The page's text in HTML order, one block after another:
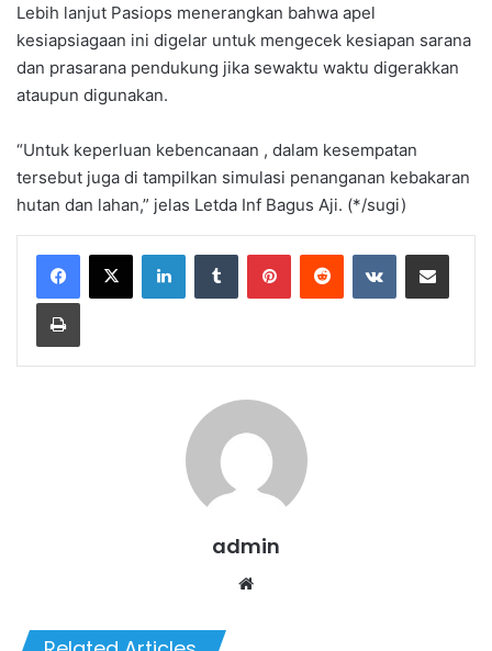
Lebih lanjut Pasiops menerangkan bahwa apel
kesiapsiagaan ini digelar untuk mengecek kesiapan sarana
dan prasarana pendukung jika sewaktu waktu digerakkan
ataupun digunakan.
“Untuk keperluan kebencanaan , dalam kesempatan
tersebut juga di tampilkan simulasi penanganan kebakaran
hutan dan lahan,” jelas Letda Inf Bagus Aji. (*/sugi)
admin